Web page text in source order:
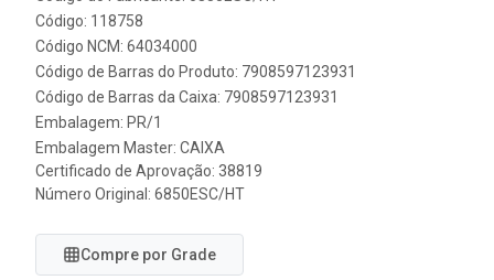
Código: 118758
Código NCM: 64034000
Código de Barras do Produto: 7908597123931
Código de Barras da Caixa: 7908597123931
Embalagem: PR/1
Embalagem Master: CAIXA
Certificado de Aprovação: 38819
Número Original: 6850ESC/HT
Compre por Grade